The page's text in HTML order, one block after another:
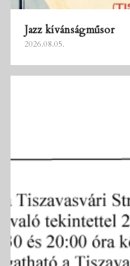
Jazz kívánságműsor
2026.08.05.